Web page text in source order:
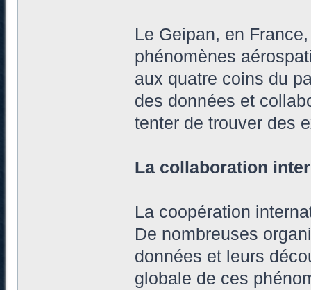
Le Geipan, en
phénomènes
aux quatre coins du
des données et
tenter de trouver des
La collaboration
La coopération
De nombreuses
données et leurs
globale de ces